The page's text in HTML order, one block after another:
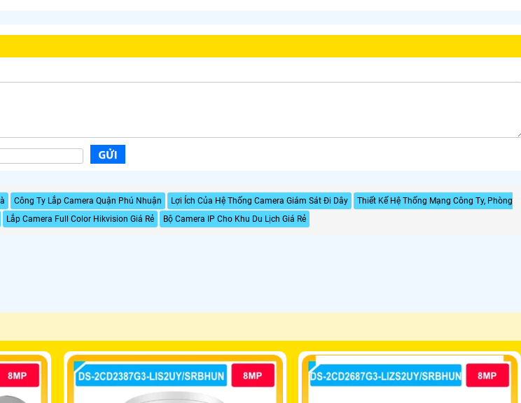
Công Ty Lắp Camera Quận Phú Nhuận Lợi Ích Của Hệ Thống Camera Giám Sát Đi Dây
Thiết Kế Hệ Thống Mạng Công Ty, Phòng
Lắp Camera Full Color Hikvision Giá Rẻ Bộ Camera IP Cho Khu Du Lịch Giá Rẻ